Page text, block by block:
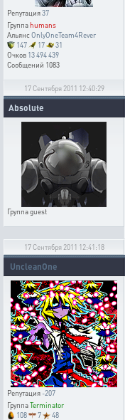
Репутация37
Группаhumans
АльянсOnlyOneTeam4Rever
147
17
31
Очков 13 494 439
Сообщений 1083
17 Сентября 2011 12:40:29
Absolute
Группаguest
17 Сентября 2011 12:41:18
UncleanOne
Репутация-207
ГруппаTerminator
108
7
48